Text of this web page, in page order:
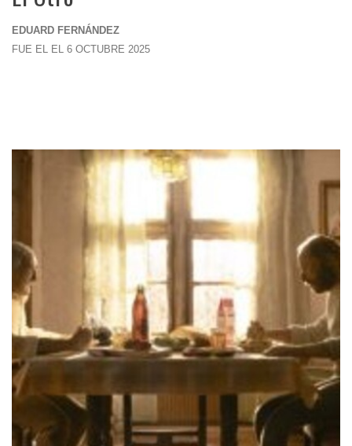
EDUARD FERNÁNDEZ
FUE EL EL 6 OCTUBRE 2025